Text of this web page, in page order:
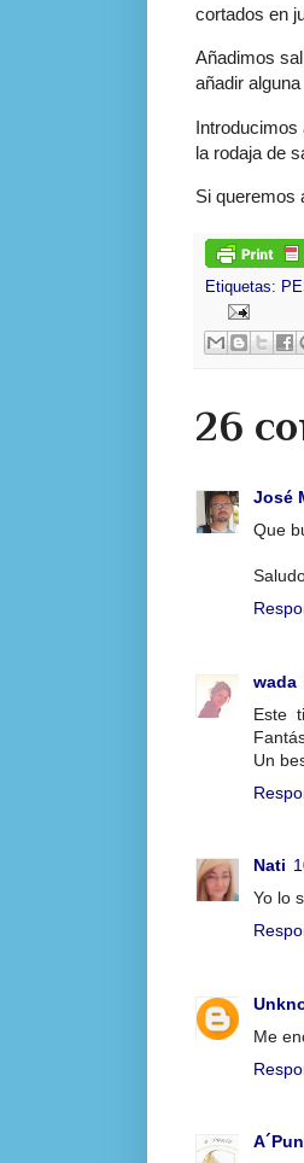
cortados en
Añadimos
añadir
Introducimos
la rodaja de
Si queremos
Etiquetas:
26
José
Que
wada
Este
Un
Nati
Yo lo
Me